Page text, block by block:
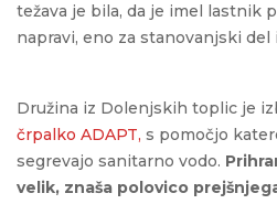
težava je bila, da je imel lastnik
napravi, eno za stanovanjski del
Družina iz Dolenjskih toplic je
črpalko ADAPT, s pomočjo
segrevajo sanitarno vodo.
velik, znaša polovico